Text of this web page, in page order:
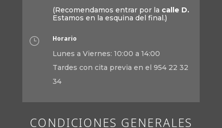
(Recomendamos entrar por la calle D.
Estamos en la esquina del final.)
} Horario
Lunes a Viernes: 10:00 a 14:00
Tardes con cita previa en el 954 22 32
34
CONDICIONES GENERALES